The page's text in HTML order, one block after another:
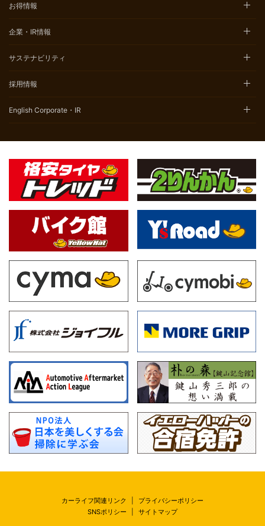
お得情報
企業・IR情報
サステナビリティ
採用情報
English Corporate・IR
カーライフ関連リンク
プライバシーポリシー
SNSポリシー
サイトマップ